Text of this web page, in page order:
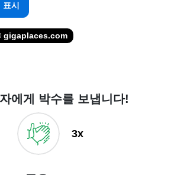
시
gigaplaces.com
에게 박수를 보냅니다!
3x